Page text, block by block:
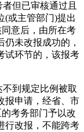
但已审核通过且
(或主管部门)提出
意后，由所在考
未改报成功的，
试环节的，该报考
到规定比例被取
报申请，经省、市
考务部门予以改
行改报，不能跨考